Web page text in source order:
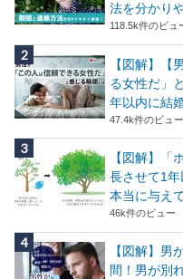
法を分かり
118.5k件のビュ
【図解】【
る女性だ」
年以内に結
47.4k件のビュー
【図解】「
長させて1
本当に与え
46k件のビュー
【図解】男
間！男が別